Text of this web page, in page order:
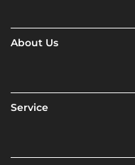
About Us
Service